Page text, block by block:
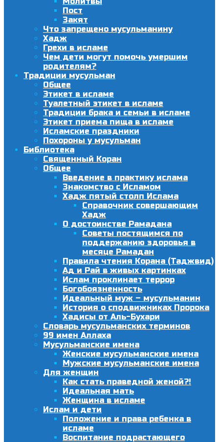
Пост
Закят
Что запрещено мусульманину
Хадж
Грехи в исламе
Чем дети могут помочь умершим
родителям?
Традиции мусульман
Общее
Этикет в исламе
Туалетный этикет в исламе
Традиции брака и семьи в исламе
Этикет приема пища в исламе
Исламские праздники
Похороны у мусульман
Библиотека
Священный Коран
Общее
Введение в практику ислама
Знакомство с Исламом
Хадж пятый столп Ислама
Справочник совершающим
Хадж
О достоинстве Рамадана
Советы постящимся по
поддержанию здоровья в
месяце Рамадан
Правила чтения Корана (Таджвид)
Ад и Рай в живых картинках
Ислам проклинает террор
Богобоязненность
Идеальный муж – мусульманин
История о сподвижниках Пророка
Хадисы от Аль-Бухари
Словарь мусульманских терминов
99 имен Аллаха
Мусульманские имена
Женские мусульманские имена
Мужские мусульманские имена
Для женщин
Как стать праведной женой?!
Идеальная мать
Женщина в исламе
Ислам и дети
Положение и права ребенка в
исламе
Воспитание подрастающего